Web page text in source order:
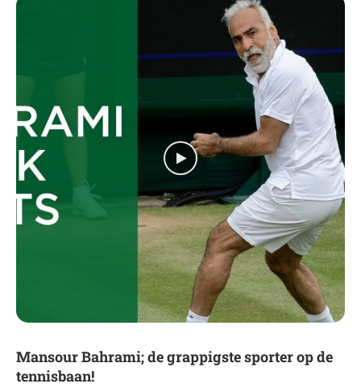
Mansour Bahrami; de grappigste sporter op de
tennisbaan!